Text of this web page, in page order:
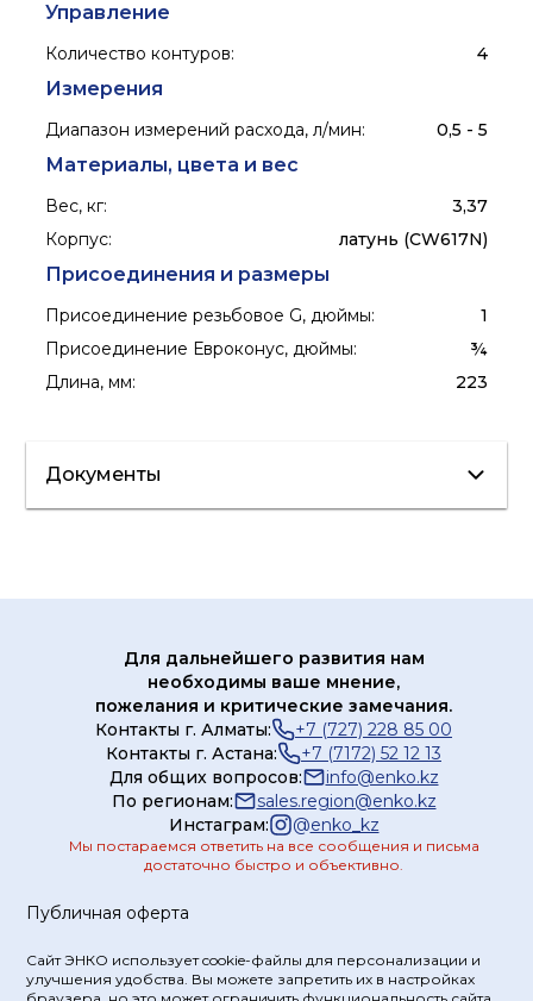
Управление
Количество контуров: 4
Измерения
Диапазон измерений расхода, л/мин: 0,5 - 5
Материалы, цвета и вес
Вес, кг:
3,37
Корпус: латунь (CW617N)
Присоединения и размеры
Присоединение резьбовое G, дюймы:
1
Присоединение Евроконус, дюймы:
¾
Длина, мм: 223
Документы
Публичная оферта
Сайт ЭНКО использует cookie-файлы для персонализации и
улучшения удобства. Вы можете запретить их в настройках
Для дальнейшего развития нам
необходимы ваше мнение,
пожелания и критические замечания.
Контакты г. Алматы:
+7 (727) 228 85 00
Контакты г. Астана:
+7 (7172) 52 12 13
Для общих вопросов:
info@enko.kz
По регионам:
sales.region@enko.kz
Инстаграм:
@enko_kz
Мы постараемся ответить на все сообщения и письма
достаточно быстро и объективно.